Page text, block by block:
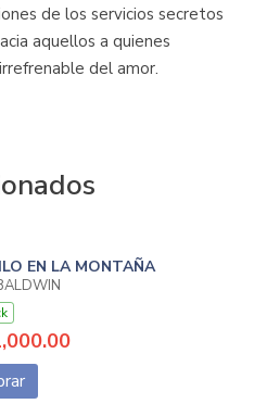
de los servicios secretos
aquellos a quienes
del amor.
EN LA MONTAÑA